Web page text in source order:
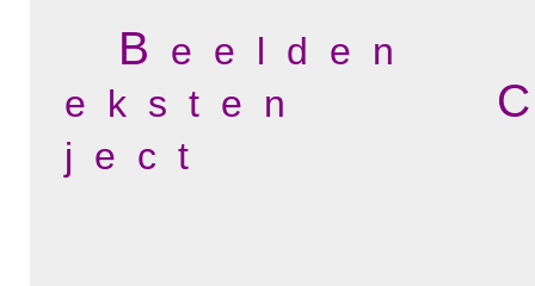
B e e l d e n
e k s t e n
C
j e c t